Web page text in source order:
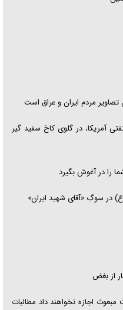
مردم ایران و عراق است
آمریکا، در گلوی کاخ سفید گیر
را در آغوش بگیرد
در سوگِ «آقای شهید ایران»
از بغض
اجازه نخواهند داد مطالبات